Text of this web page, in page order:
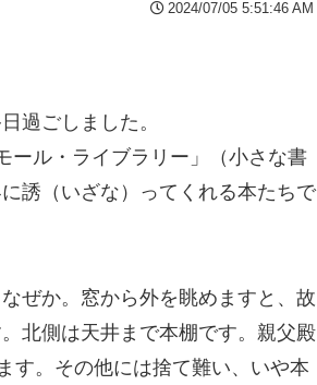
2024/07/05 5:51:46 AM
過ごしました。
ール・ライブラリー」（小さな書
誘（いざな）ってくれる本たちで
ぜか。窓から外を眺めますと、故
北側は天井まで本棚です。親父殿
す。その他には捨て難い、いや本